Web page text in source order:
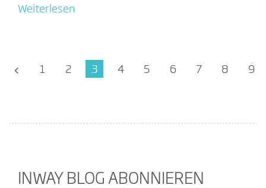
Weiterlesen
1 2 3 4 5 6 7 8 9
INWAY BLOG ABONNIEREN